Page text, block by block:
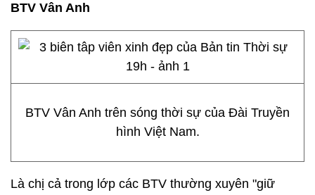
BTV Vân Anh
BTV Vân Anh trên sóng thời sự của Đài Truyền
hình Việt Nam.
Là chị cả trong lớp các BTV thường xuyên "giữ